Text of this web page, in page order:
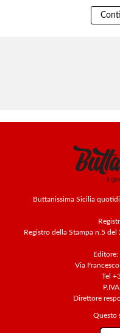
Buttanissima Sicilia
Registro della Stampa n.5
Editore:
Via
Tel
Direttore
Questo